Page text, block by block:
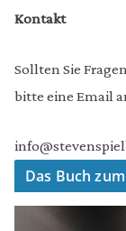
Kontakt
Sollten Sie
bitte eine Email
Das Buch